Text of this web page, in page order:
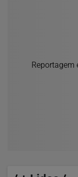
Reportagem